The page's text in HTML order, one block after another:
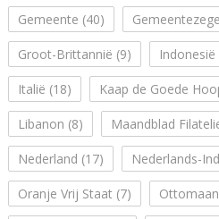
Gemeente (40)
Groot-Brittannië (9) Indonesië
Italië (18) Kaap de Goede
Libanon (8) Maandblad
Nederland (17) Nederlands-
Oranje Vrij Staat (7)